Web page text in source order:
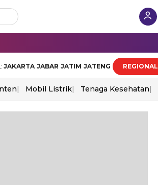
JAKARTA JABAR JATIM JATENG REGIONAL
Mobil Listrik Tenaga Kesehatan